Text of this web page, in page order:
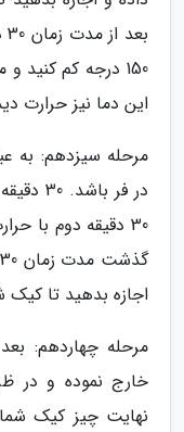
150 درجه کم
این دما نیز حرارت
اجازه بدهید تا
مرحله چهاردهم:
خارج نموده و در
نهایت چیز کیک